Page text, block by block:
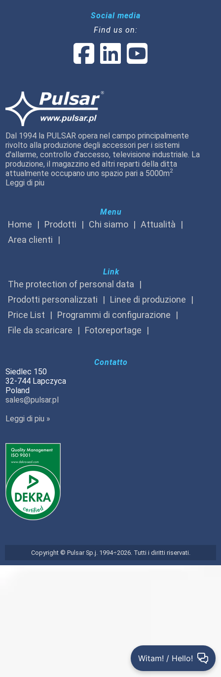
Social media
Find us on:
Dal 1994 la PULSAR opera nel campo principalmente
rivolto alla produzione degli accessori per i sistemi
d'allarme, controllo d'accesso, televisione industriale. La
produzione, il magazzino ed altri reparti della ditta
attualmente occupano uno spazio pari a 5000m2
Leggi di piu
Menu
Home Prodotti Chi siamo
Attualità
Area clienti
Link
The protection of personal data
Prodotti personalizzati
Linee di produzione
Price List
Programmi di configurazione
File da scaricare
Fotoreportage
Contatto
Siedlec 150
32-744 Lapczyca
Poland
sales@pulsar.pl
Leggi di piu »
Copyright © Pulsar Sp.j. 1994÷2026. Tutti i diritti riservati.
Witam! / Hello!